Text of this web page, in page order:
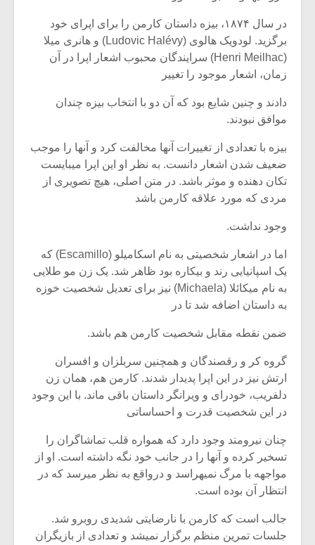
در سال ۱۸۷۴، بیزه داستان کارمن را برای اپرای خود
برگزید. لودویک هالوی (Ludovic Halévy) و هانری میلا
(Henri Meilhac) سرایندگان محبوب اشعار اپرا در آن
زمان، اشعار موجود را تغییر
دادند و چنین شایع بود که آن دو با انتخاب بیزه چندان
موافق نبودند.
بیزه با تعدادی از تغییرات آنها مخالفت کرد و آنها را موجب
ضعیف شدن اشعار دانست. به نظر او این اپرا میبایست
تکان دهنده و موثر باشد. در متن اصلی، هیچ تصویری از
مردی که مورد علاقه کارمن باشد
وجود نداشت.
اما در اشعار شخصیتی به نام اسکامیلو (Escamillo) که
یک اسپانیایی رند و بیکاره بود ظاهر شد. یک زن مو طلایی
به نام میکائلا (Michaela) نیز برای تعدیل شخصیت خوزه
به داستان اضافه شد تا در
ضمن نقطه مقابل شخصیت کارمن هم باشد.
گروه کر و رقصندگان و همچنین سربلزان و افسران
ارتش نیز در این اپرا پدیدار شدند. کارمن هم، همان زن
دلفریب، خودرای و ویرانگر داستان باقی ماند. با این وجود
در این شخصیت قدرت و احساساتی
چنان نیرومند وجود دارد که همواره قلب تماشاگران را
تسخیر کرده و آنها را در جانب خود نگه داشته است. او از
مواجهه با مرگ نمیهراسد و درواقع به نظر میرسد که در
انتظار آن بوده است.
جالب است که کارمن با نارضایتی شدیدی روبرو شد.
جلسات تمرین منظم برگزار نمیشد و تعدادی از بازیگران